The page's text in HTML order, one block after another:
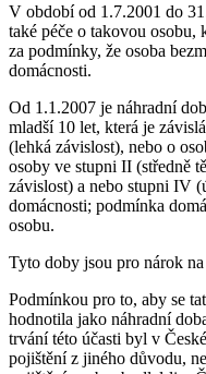
V období od 1.7.2001 do
také péče o takovou osobu,
za podmínky, že osoba
domácnosti.
Od 1.1.2007 je náhradní
mladší 10 let, která je
(lehká závislost), nebo o
osoby ve stupni II (středně
závislost) a nebo stupni IV
domácnosti; podmínka
osobu.
Tyto doby jsou pro nárok
Podmínkou pro to, aby se
hodnotila jako náhradní
trvání této účasti byl v
pojištění z jiného důvodu,